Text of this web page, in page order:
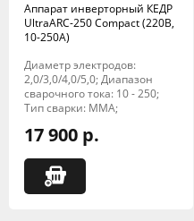
Аппарат инверторный КЕДР
UltraARC-250 Compact (220В,
10-250А)
Диаметр электродов:
2,0/3,0/4,0/5,0; Диапазон
сварочного тока: 10 - 250;
Тип сварки: MMA;
17 900 р.